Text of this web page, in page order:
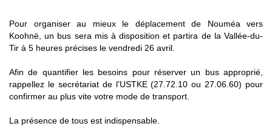
Pour organiser au mieux le déplacement de Nouméa vers
Koohnë, un bus sera mis à disposition et partira de la Vallée-du-
Tir à 5 heures précises le vendredi 26 avril.
Afin de quantifier les besoins pour réserver un bus approprié,
rappellez le secrétariat de l’USTKE (27.72.10 ou 27.06.60) pour
confirmer au plus vite votre mode de transport.
La présence de tous est indispensable.